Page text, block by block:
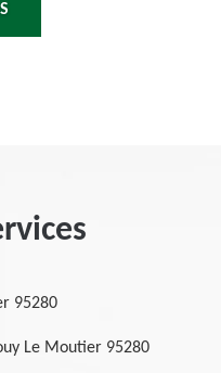
95280
Le Moutier 95280